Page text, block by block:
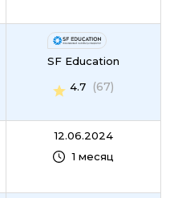
SF Education
4.7
(67)
12.06.2024
1 месяц